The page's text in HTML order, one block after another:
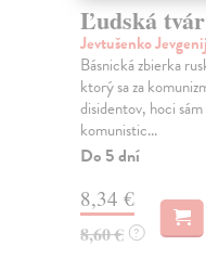
Ľudská tvár
Jevtušenko Jevgenij
Básnická zbierka
ktorý sa za
disidentov, hoci sám
komunistic...
Do 5 dní
8,34 €
8,60 € ?